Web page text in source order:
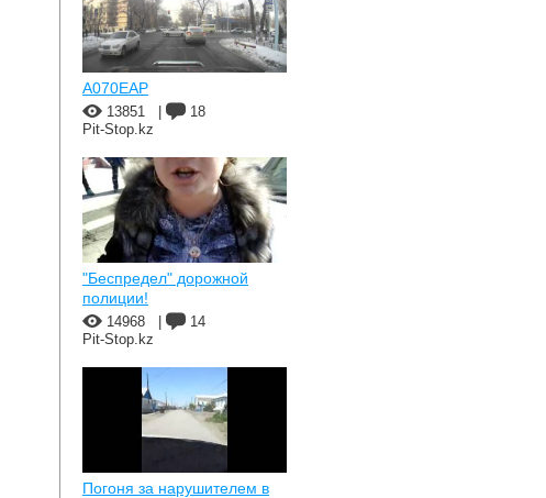
A070EAP
13851
18
Pit-Stop.kz
"Беспредел" дорожной
полиции!
14968
14
Pit-Stop.kz
Погоня за нарушителем в